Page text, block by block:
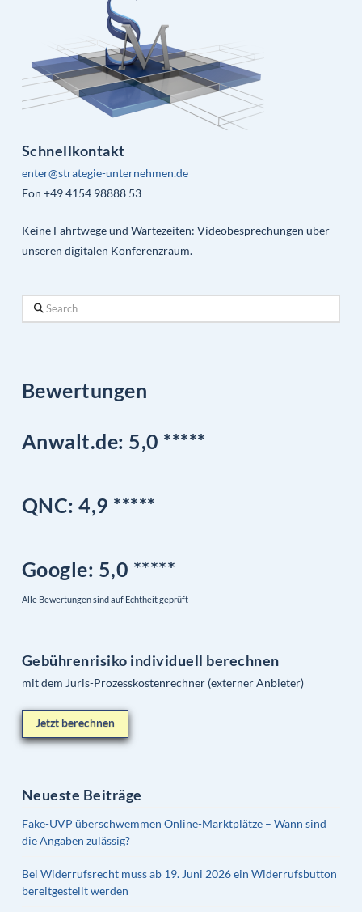
Schnellkontakt
enter@strategie-unternehmen.de
Fon +49 4154 98888 53
Keine Fahrtwege und Wartezeiten: Videobesprechungen über
unseren digitalen Konferenzraum.
Search
Bewertungen
Anwalt.de: 5,0 *****
QNC: 4,9 *****
Google: 5,0 *****
Alle Bewertungen sind auf Echtheit geprüft
Gebührenrisiko individuell berechnen
mit dem Juris-Prozesskostenrechner (externer Anbieter)
Jetzt berechnen
Neueste Beiträge
Fake-UVP überschwemmen Online-Marktplätze – Wann sind
die Angaben zulässig?
Bei Widerrufsrecht muss ab 19. Juni 2026 ein Widerrufsbutton
bereitgestellt werden